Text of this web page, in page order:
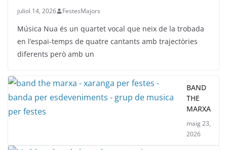
juliol 14, 2026 FestesMajors
Música Nua és un quartet vocal que neix de la trobada
en l’espai-temps de quatre cantants amb trajectòries
diferents però amb un
BAND
THE
MARXA
maig 23,
2026